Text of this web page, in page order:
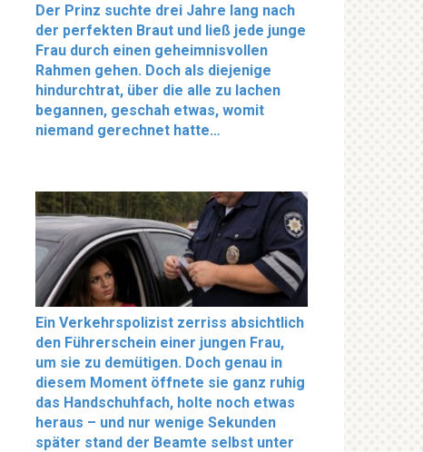
Der Prinz suchte drei Jahre lang nach
der perfekten Braut und ließ jede junge
Frau durch einen geheimnisvollen
Rahmen gehen. Doch als diejenige
hindurchtrat, über die alle zu lachen
begannen, geschah etwas, womit
niemand gerechnet hatte…
Ein Verkehrspolizist zerriss absichtlich
den Führerschein einer jungen Frau,
um sie zu demütigen. Doch genau in
diesem Moment öffnete sie ganz ruhig
das Handschuhfach, holte noch etwas
heraus – und nur wenige Sekunden
später stand der Beamte selbst unter